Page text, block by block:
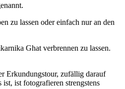
zu lassen oder einfach nur an den
Ghat verbrennen zu lassen.
Erkundungstour, zufällig darauf
ist fotografieren strengstens